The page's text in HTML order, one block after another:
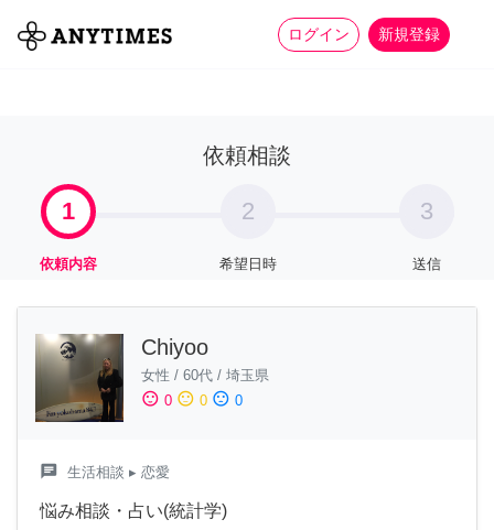
ログイン 新規登録
全て 家事 more_horiz
依頼相談
1
依頼内容
2
希望日時
3
送信
Chiyoo
女性 / 60代 / 埼玉県
sentiment_satisfied 0 sentiment_neutral 0 sentiment_dissatisfied 0
chat 生活相談 ▸ 恋愛
悩み相談・占い(統計学)